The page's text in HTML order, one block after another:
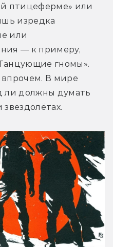
птицеферме» или
изредка
или
— к примеру,
гномы».
впрочем. В мире
ли должны думать